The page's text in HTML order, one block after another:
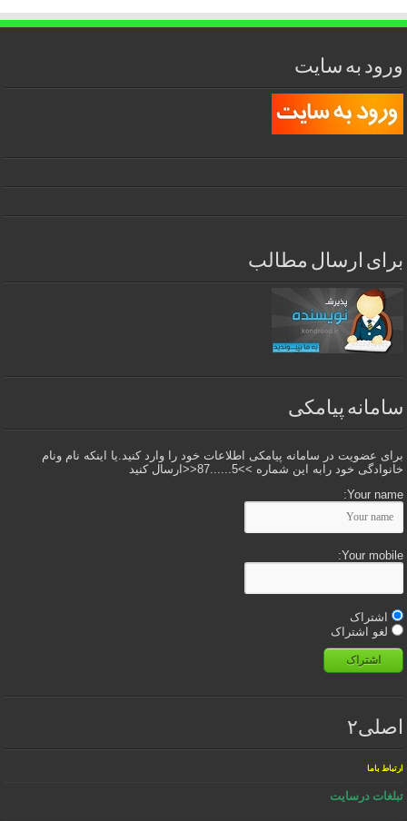
ورود به سایت
برای ارسال مطالب
سامانه پیامکی
برای عضویت در سامانه پیامکی اطلاعات خود را وارد کنید.یا اینکه نام ونام
خانوادگی خود رابه این شماره >>5......87<<ارسال کنید
Your name:
Your mobile:
اشتراک
لغو اشتراک
اشتراک
اصلی۲
ارتباط باما
تبلغات درسایت